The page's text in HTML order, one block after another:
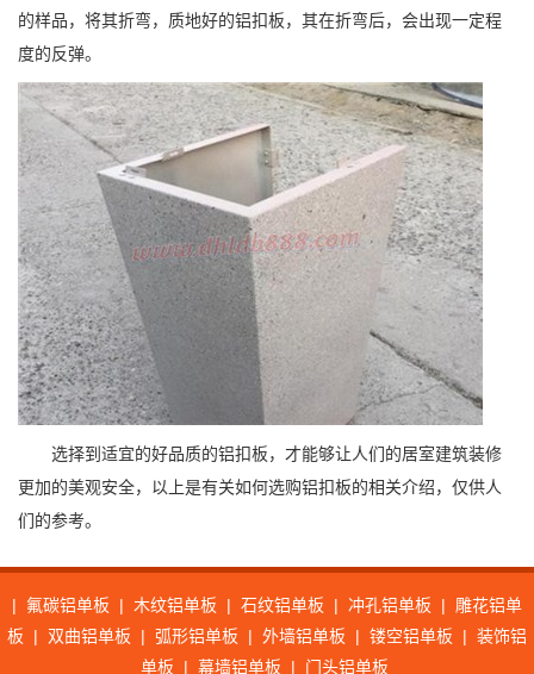
的样品，将其折弯，质地好的铝扣板，其在折弯后，会出现一定程
度的反弹。
选择到适宜的好品质的铝扣板，才能够让人们的居室建筑装修
更加的美观安全，以上是有关如何选购铝扣板的相关介绍，仅供人
们的参考。
| 氟碳铝单板 | 木纹铝单板 | 石纹铝单板 | 冲孔铝单板 |
雕花铝单
板
| 双曲铝单板 | 弧形铝单板 | 外墙铝单板 | 镂空铝单板 | 装饰铝
单板
| 幕墙铝单板 | 门头铝单板